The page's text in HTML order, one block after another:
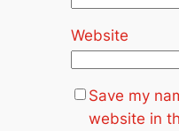
Website
Save my
website in